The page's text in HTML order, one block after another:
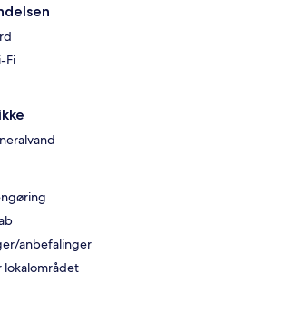
Fi
anbefalinger
lokalområdet